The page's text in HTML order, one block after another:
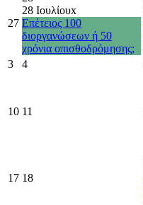
27
28 Ιουλίουx
Επέτειος 100
διοργανώσεων ή 50
χρόνια οπισθοδρόμησης;
3 4
10 11
17 18